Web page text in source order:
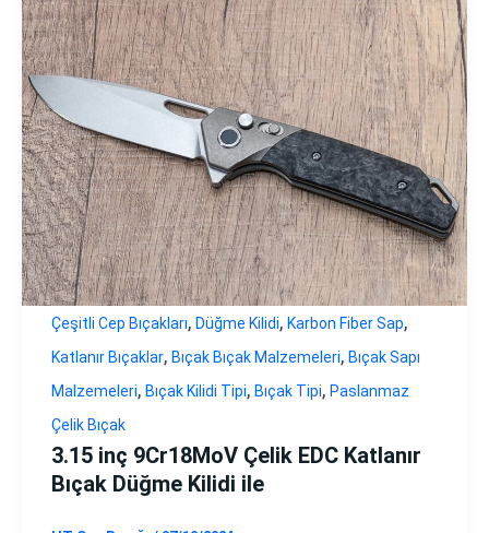
Çeşitli Cep Bıçakları, Düğme Kilidi, Karbon Fiber Sap,
Katlanır Bıçaklar, Bıçak Bıçak Malzemeleri, Bıçak Sapı
Malzemeleri, Bıçak Kilidi Tipi, Bıçak Tipi, Paslanmaz
Çelik Bıçak
3.15 inç 9Cr18MoV Çelik EDC Katlanır
Bıçak Düğme Kilidi ile